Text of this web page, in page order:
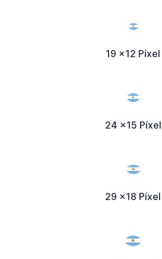
19 x12 Píxel
24 x15 Píxel
29 x18 Píxel